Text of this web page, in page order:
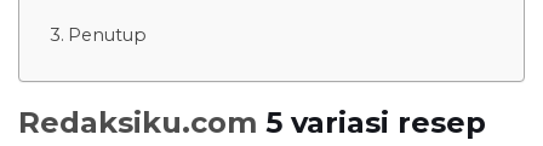
Penutup
Redaksiku.com 5 variasi resep